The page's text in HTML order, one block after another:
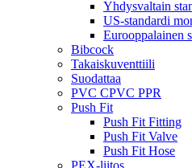
Yhdysvaltain
US-standardi
Eurooppalainen
Bibcock
Takaiskuventtiili
Suodattaa
PVC CPVC PPR
Push Fit
Push Fit Fitting
Push Fit Valve
Push Fit Hose
PEX-liitos